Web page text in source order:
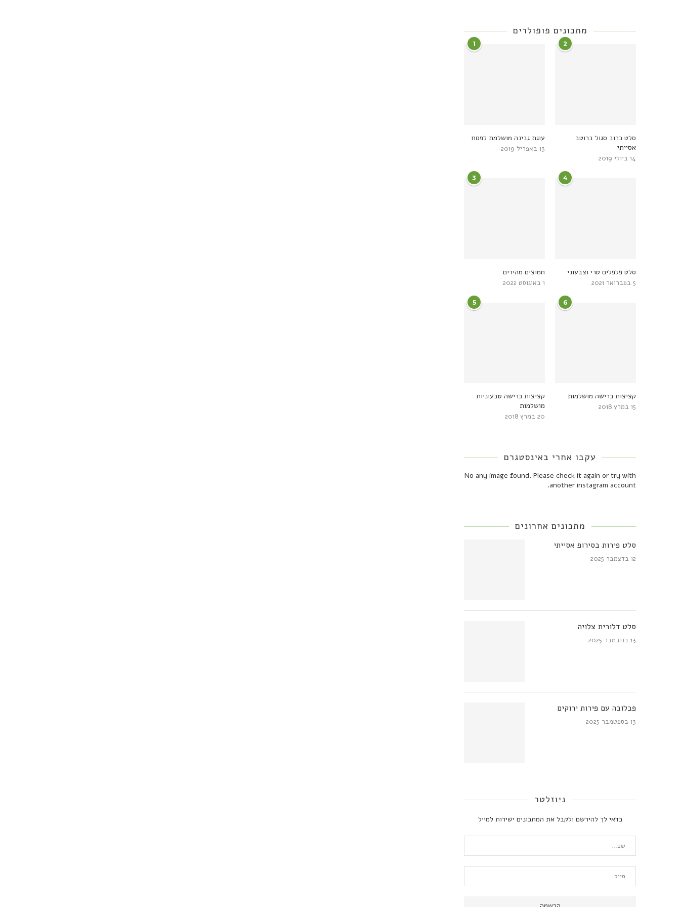
מתכונים פופולרים
1
עוגת גבינה מושלמת לפסח
13 באפריל 2019
2
סלט כרוב סגול ברוטב
אסייתי
14 ביולי 2019
3
חמוצים מהירים
1 באוגוסט 2022
4
סלט פלפלים טרי וצבעוני
5 בפברואר 2021
5
קציצות כרישה טבעוניות
מושלמות
20 במרץ 2018
6
קציצות כרישה מושלמות
15 במרץ 2018
עקבו אחרי באינסטגרם
No any image found. Please check it again or try with
another instagram account.
מתכונים אחרונים
סלט פירות בסירופ אסייתי
12 בדצמבר 2025
סלט דלורית צלויה
13 בנובמבר 2025
פבלובה עם פירות ירוקים
13 בספטמבר 2025
ניוזלטר
כדאי לך להירשם ולקבל את המתכונים ישירות למייל